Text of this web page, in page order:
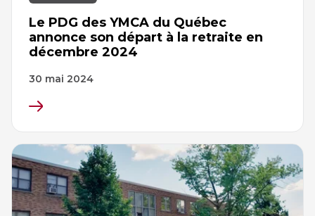
Le PDG des YMCA du Québec
annonce son départ à la retraite en
décembre 2024
30 mai 2024